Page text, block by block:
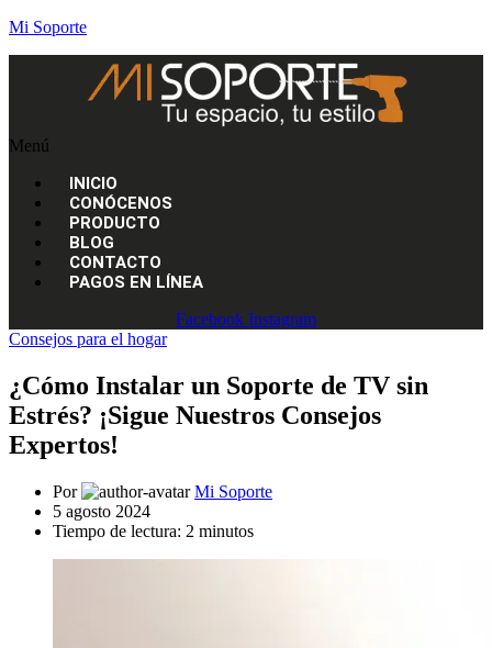
Mi Soporte
Menú
INICIO
CONÓCENOS
PRODUCTO
BLOG
CONTACTO
PAGOS EN LÍNEA
Facebook Instagram
Consejos para el hogar
¿Cómo Instalar un Soporte de TV sin
Estrés? ¡Sigue Nuestros Consejos
Expertos!
Por
Mi Soporte
5 agosto 2024
Tiempo de lectura: 2 minutos